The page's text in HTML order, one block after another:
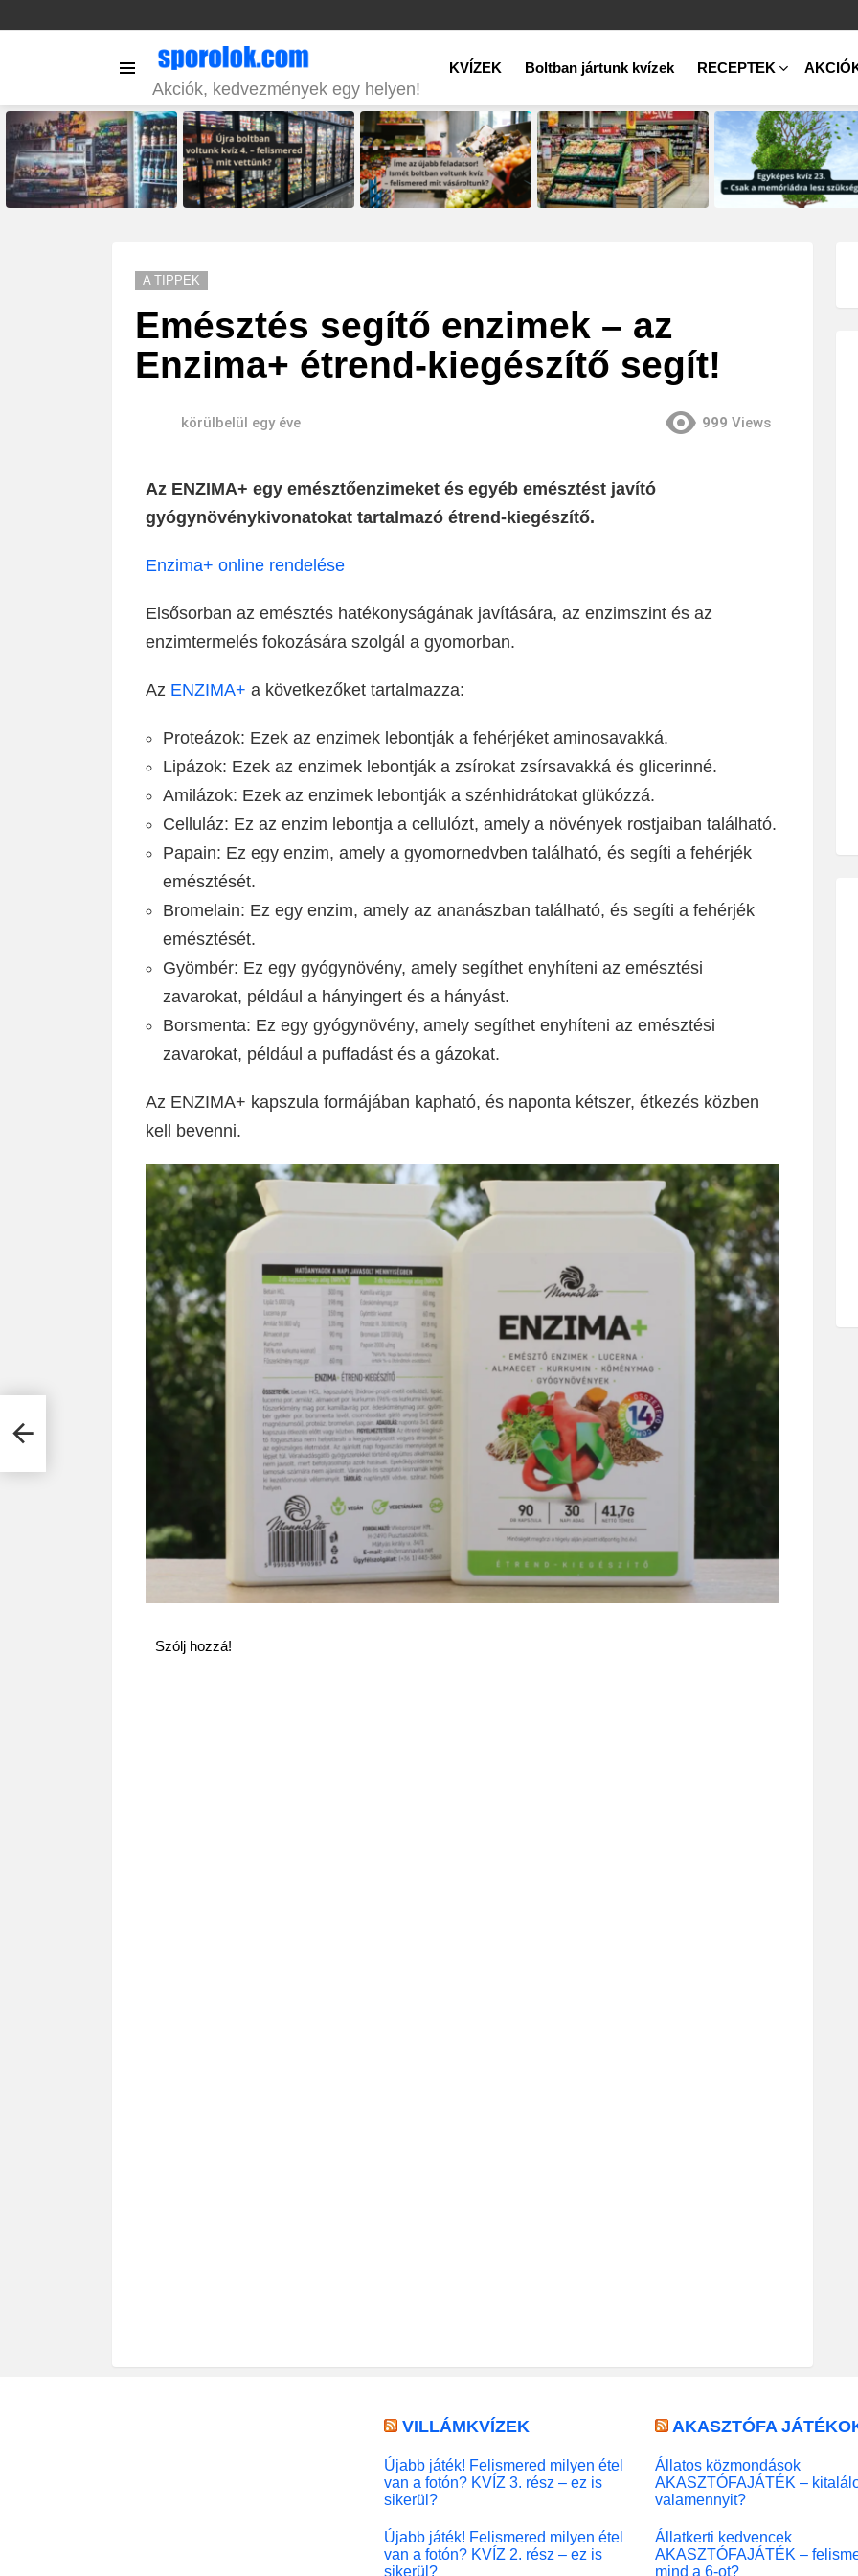
Akciók, kedvezmények egy helyen!
KVÍZEK Boltban jártunk kvízek RECEPTEK
STORIES
A TIPPEK
Emésztés segítő enzimek – az
Enzima+ étrend-kiegészítő segít!
körülbelül egy éve 999 Views
Az ENZIMA+ egy emésztőenzimeket és egyéb emésztést javító
gyógynövénykivonatokat tartalmazó étrend-kiegészítő.
Enzima+ online rendelése
Elsősorban az emésztés hatékonyságának javítására, az enzimszint és az
enzimtermelés fokozására szolgál a gyomorban.
Az ENZIMA+ a következőket tartalmazza:
Proteázok: Ezek az enzimek lebontják a fehérjéket aminosavakká.
Lipázok: Ezek az enzimek lebontják a zsírokat zsírsavakká és glicerinné.
Amilázok: Ezek az enzimek lebontják a szénhidrátokat glükózzá.
Celluláz: Ez az enzim lebontja a cellulózt, amely a növények rostjaiban található.
Papain: Ez egy enzim, amely a gyomornedvben található, és segíti a fehérjék
emésztését.
Bromelain: Ez egy enzim, amely az ananászban található, és segíti a fehérjék
emésztését.
Gyömbér: Ez egy gyógynövény, amely segíthet enyhíteni az emésztési
zavarokat, például a hányingert és a hányást.
Borsmenta: Ez egy gyógynövény, amely segíthet enyhíteni az emésztési
zavarokat, például a puffadást és a gázokat.
Az ENZIMA+ kapszula formájában kapható, és naponta kétszer, étkezés közben
kell bevenni.
Szólj hozzá!
VILLÁMKVÍZEK
Újabb játék! Felismered milyen étel
van a fotón? KVÍZ 3. rész – ez is
sikerül?
Újabb játék! Felismered milyen étel
van a fotón? KVÍZ 2. rész – ez is
sikerül?
AKASZTÓFA
Állatos közmondások
AKASZTÓFAJÁTÉK –
valamennyit?
Állatkerti kedvencek
AKASZTÓFAJÁTÉK –
mind a 6-ot?